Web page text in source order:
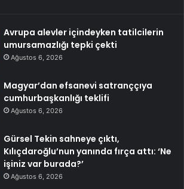
Avrupa alevler içindeyken tatilcilerin
umursamazlığı tepki çekti
Ağustos 6, 2026
Magyar’dan efsanevi satranççıya
cumhurbaşkanlığı teklifi
Ağustos 6, 2026
Gürsel Tekin sahneye çıktı,
Kılıçdaroğlu’nun yanında fırça attı: ‘Ne
işiniz var burada?’
Ağustos 6, 2026